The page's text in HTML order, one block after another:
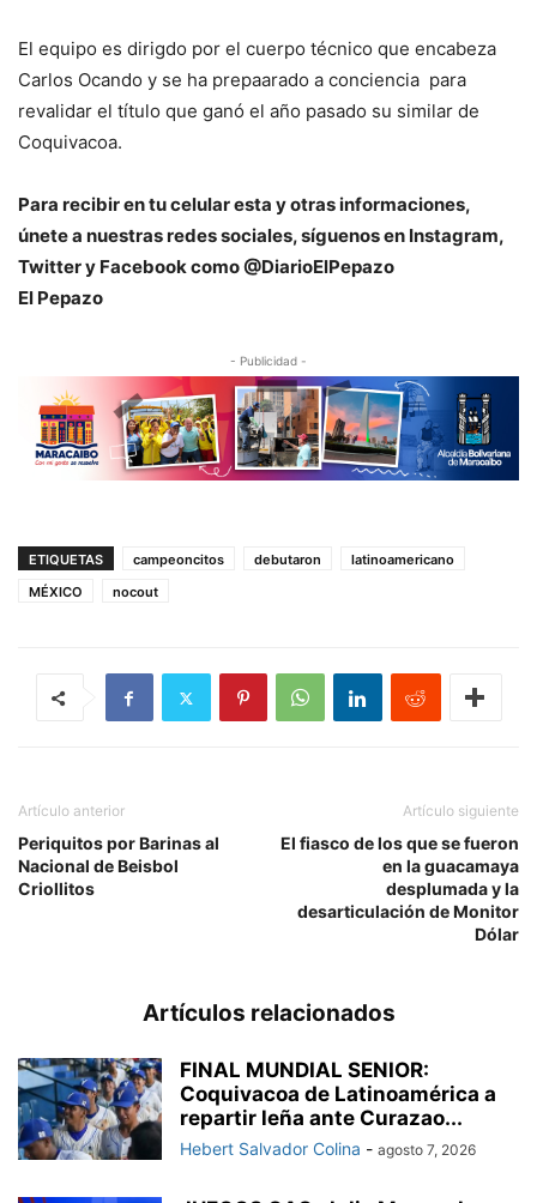
El equipo es dirigdo por el cuerpo técnico que encabeza
Carlos Ocando y se ha prepaarado a conciencia para
revalidar el título que ganó el año pasado su similar de
Coquivacoa.
Para recibir en tu celular esta y otras informaciones,
únete a nuestras redes sociales, síguenos en Instagram,
Twitter y Facebook como @DiarioElPepazo
El Pepazo
- Publicidad -
ETIQUETAS campeoncitos debutaron
latinoamericano
MÉXICO
nocout
Artículo anterior
Periquitos por Barinas al
Nacional de Beisbol
Criollitos
Artículo siguiente
El fiasco de los que se fueron
en la guacamaya
desplumada y la
desarticulación de Monitor
Dólar
Artículos relacionados
FINAL MUNDIAL SENIOR:
Coquivacoa de Latinoamérica a
repartir leña ante Curazao...
Hebert Salvador Colina - agosto 7, 2026